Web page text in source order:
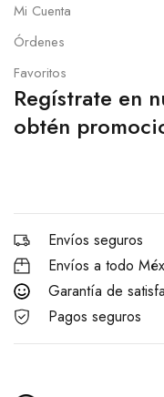
Mi Cuenta
Órdenes
Favoritos
Regístrate en
obtén
Envíos seguros
Envíos a todo
Garantía de
Pagos seguros